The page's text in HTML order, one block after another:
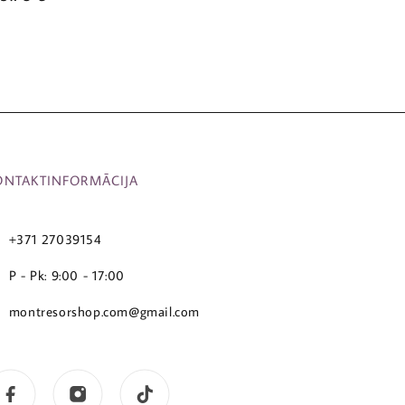
+371 27039154
P - Pk: 9:00 - 17:00
montresorshop.com@gmail.com